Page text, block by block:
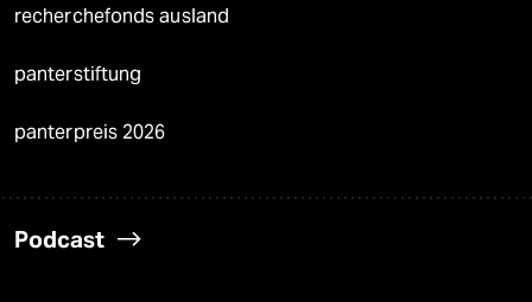
recherchefonds ausland
panterstiftung
panterpreis 2026
Podcast